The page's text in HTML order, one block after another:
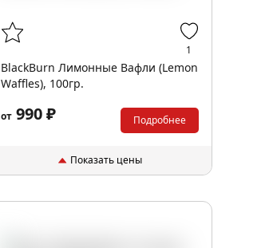
1
BlackBurn Лимонные Вафли (Lemon
Waffles), 100гр.
от990 ₽ Подробнее
Показать цены